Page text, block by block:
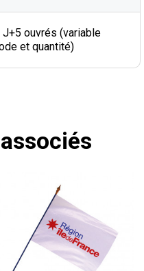
J+5 ouvrés (variable
et quantité)